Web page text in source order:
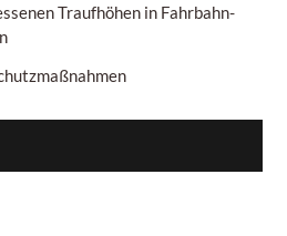
Traufhöhen in Fahrbahn-